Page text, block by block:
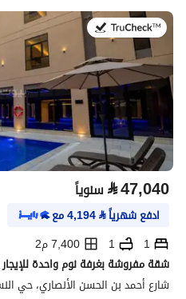
في:21 يوليو 2026
⃁47,040 سنوياً
ادفع شهرياً⃁
4,194مع
1
1
7,400 م2
شقة مفروشة بغرفة نوم واحدة
شارع أحمد بن الحسن الأنصاري، حي